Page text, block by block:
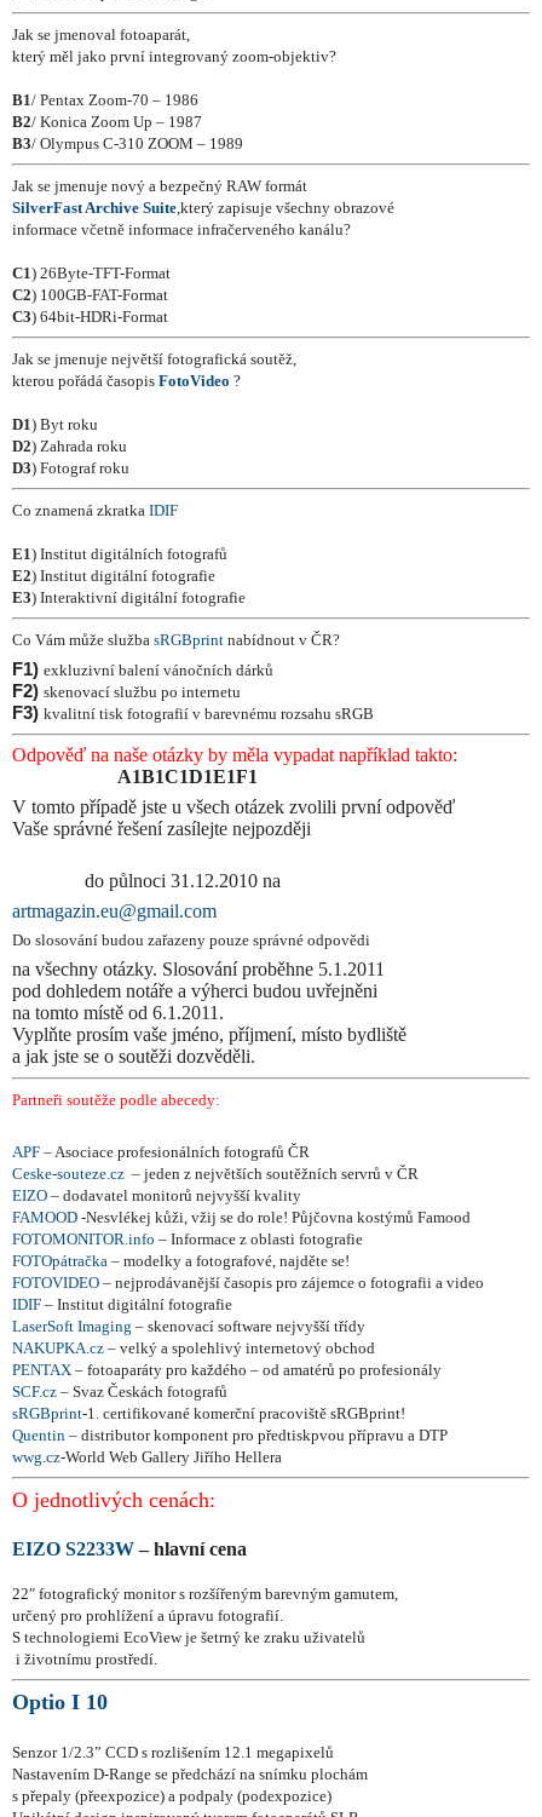
Jak se jmenoval fotoaparát,
který měl jako první integrovaný zoom-objektiv?
B1/ Pentax Zoom-70 – 1986
B2/ Konica Zoom Up – 1987
B3/ Olympus C-310 ZOOM – 1989
Jak se jmenuje nový a bezpečný RAW formát
SilverFast Archive Suite,který zapisuje všechny obrazové
informace včetně informace infračerveného kanálu?
C1) 26Byte-TFT-Format
C2) 100GB-FAT-Format
C3) 64bit-HDRi-Format
Jak se jmenuje největší fotografická soutěž,
kterou pořádá časopis FotoVideo ?
D1) Byt roku
D2) Zahrada roku
D3) Fotograf roku
Co znamená zkratka IDIF
E1) Institut digitálních fotografů
E2) Institut digitální fotografie
E3) Interaktivní digitální fotografie
Co Vám může služba sRGBprint nabídnout v ČR?
F1) exkluzivní balení vánočních dárků
F2) skenovací službu po internetu
F3) kvalitní tisk fotografií v barevnému rozsahu sRGB
Odpověď na naše otázky by měla vypadat například takto:
A1B1C1D1E1F1
V tomto případě jste u všech otázek zvolili první odpověď
Vaše správné řešení zasílejte nejpozději
do půlnoci 31.12.2010 na
artmagazin.eu@gmail.com
Do slosování budou zařazeny pouze správné odpovědi
na všechny otázky. Slosování proběhne 5.1.2011
pod dohledem notáře a výherci budou uvřejněni
na tomto místě od 6.1.2011.
Vyplňte prosím vaše jméno, příjmení, místo bydliště
a jak jste se o soutěži dozvěděli.
Partneři soutěže podle abecedy:
APF – Asociace profesionálních fotografů ČR
Ceske-souteze.cz – jeden z největších soutěžních servrů v ČR
EIZO – dodavatel monitorů nejvyšší kvality
FAMOOD -Nesvlékej kůži, vžij se do role! Půjčovna kostýmů Famood
FOTOMONITOR.info – Informace z oblasti fotografie
FOTOpátračka – modelky a fotografové, najděte se!
FOTOVIDEO – nejprodávanější časopis pro zájemce o fotografii a video
IDIF – Institut digitální fotografie
LaserSoft Imaging – skenovací software nejvyšší třídy
NAKUPKA.cz – velký a spolehlivý internetový obchod
PENTAX – fotoaparáty pro každého – od amatérů po profesionály
SCF.cz – Svaz Českách fotografů
sRGBprint-1. certifikované komerční pracoviště sRGBprint!
Quentin – distributor komponent pro předtiskpvou přípravu a DTP
wwg.cz-World Web Gallery Jiřího Hellera
O jednotlivých cenách:
EIZO S2233W– hlavní cena
22″ fotografický monitor s rozšířeným barevným gamutem,
určený pro prohlížení a úpravu fotografií.
S technologiemi EcoView je šetrný ke zraku uživatelů
i životnímu prostředí.
Optio I 10
Senzor 1/2.3” CCD s rozlišením 12.1 megapixelů
Nastavením D-Range se předchází na snímku plochám
s přepaly (přeexpozice) a podpaly (podexpozice)